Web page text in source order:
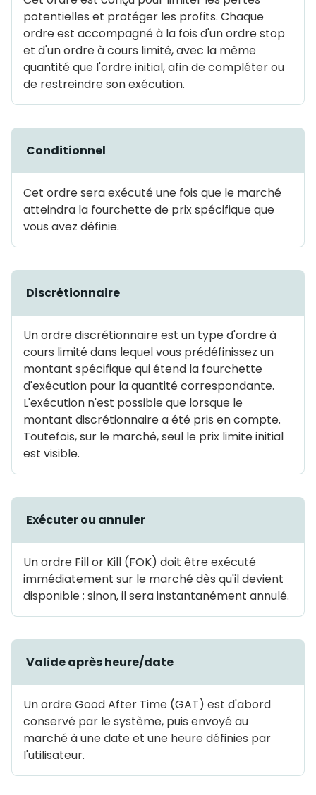
potentielles et protéger les profits. Chaque
ordre est accompagné à la fois d'un ordre stop
et d'un ordre à cours limité, avec la même
quantité que l'ordre initial, afin de compléter ou
de restreindre son exécution.
Conditionnel
Cet ordre sera exécuté une fois que le marché
atteindra la fourchette de prix spécifique que
vous avez définie.
Discrétionnaire
Un ordre discrétionnaire est un type d'ordre à
cours limité dans lequel vous prédéfinissez un
montant spécifique qui étend la fourchette
d'exécution pour la quantité correspondante.
L'exécution n'est possible que lorsque le
montant discrétionnaire a été pris en compte.
Toutefois, sur le marché, seul le prix limite initial
est visible.
Exécuter ou annuler
Un ordre Fill or Kill (FOK) doit être exécuté
immédiatement sur le marché dès qu'il devient
disponible ; sinon, il sera instantanément annulé.
Valide après heure/date
Un ordre Good After Time (GAT) est d'abord
conservé par le système, puis envoyé au
marché à une date et une heure définies par
l'utilisateur.